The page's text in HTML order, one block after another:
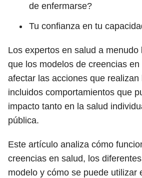
de enfermarse?
Tu confianza en tu
Los expertos en salud a menudo
que los modelos de creencias
afectar las acciones que realizan
incluidos comportamientos que
impacto tanto en la salud
pública.
Este artículo analiza cómo
creencias en salud, los
modelo y cómo se puede utilizar